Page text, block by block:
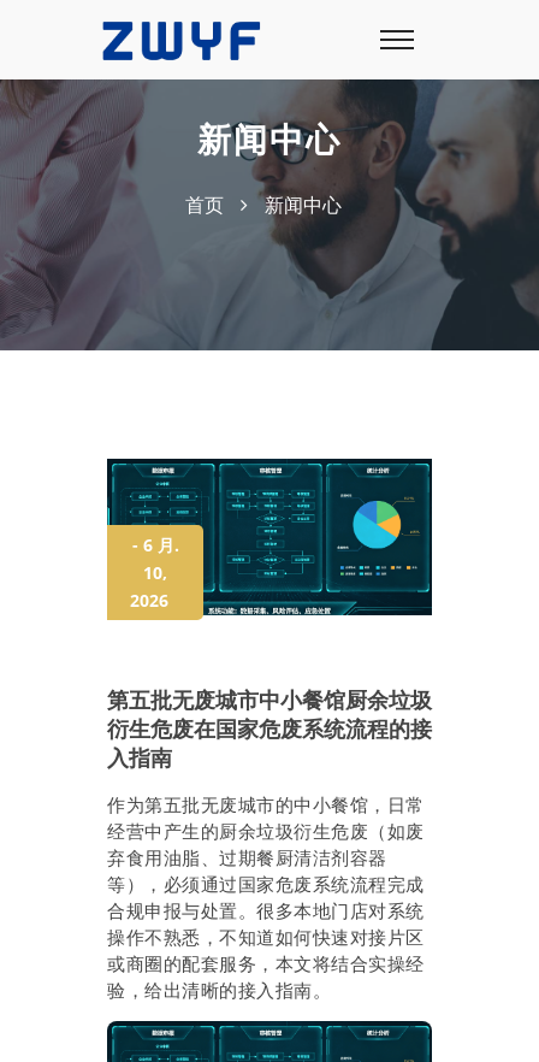
新闻中心
首页 新闻中心
- 6 月.
10,
2026
第五批无废城市中小餐馆厨余垃圾
衍生危废在国家危废系统流程的接
入指南
作为第五批无废城市的中小餐馆，日常
经营中产生的厨余垃圾衍生危废（如废
弃食用油脂、过期餐厨清洁剂容器
等），必须通过国家危废系统流程完成
合规申报与处置。很多本地门店对系统
操作不熟悉，不知道如何快速对接片区
或商圈的配套服务，本文将结合实操经
验，给出清晰的接入指南。